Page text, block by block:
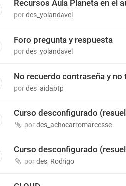
Recursos Aula Planeta en el
pordes_yolandavel
Foro pregunta y respuesta
pordes_yolandavel
No recuerdo contraseña y
pordes_aidabtp
Curso desconfigurado
pordes_achocarromarcesse
Curso desconfigurado
pordes_Rodrigo